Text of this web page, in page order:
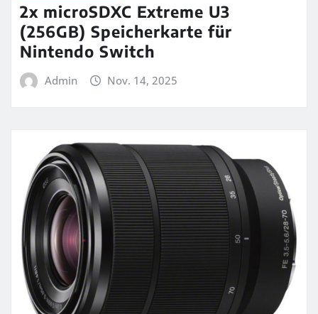
2x microSDXC Extreme U3
(256GB) Speicherkarte für
Nintendo Switch
Admin Nov. 14, 2025